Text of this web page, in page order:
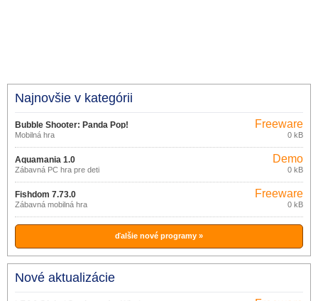
Najnovšie v kategórii
Bubble Shooter: Panda Pop!
13.1.101
Mobilná hra
Freeware
0 kB
Aquamania 1.0
Zábavná PC hra pre deti
Demo
0 kB
Fishdom 7.73.0
Zábavná mobilná hra
Freeware
0 kB
ďalšie nové programy »
Nové aktualizácie